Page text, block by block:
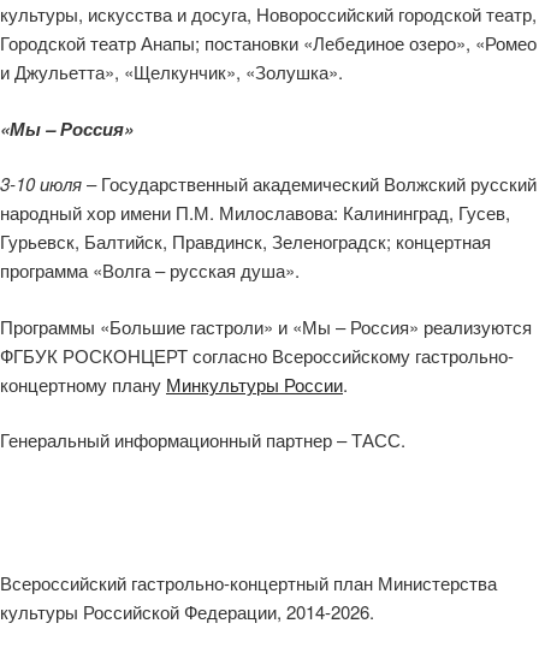
культуры, искусства и досуга, Новороссийский городской театр,
Городской театр Анапы; постановки «Лебединое озеро», «Ромео
и Джульетта», «Щелкунчик», «Золушка».
«Мы – Россия»
3-10 июля– Государственный академический Волжский русский
народный хор имени П.М. Милославова: Калининград, Гусев,
Гурьевск, Балтийск, Правдинск, Зеленоградск; концертная
программа «Волга – русская душа».
Программы «Большие гастроли» и «Мы – Россия» реализуются
ФГБУК РОСКОНЦЕРТ согласно Всероссийскому гастрольно-
концертному плану Минкультуры России.
Генеральный информационный партнер – ТАСС.
Всероссийский гастрольно-концертный план Министерства
культуры Российской Федерации, 2014-2026.